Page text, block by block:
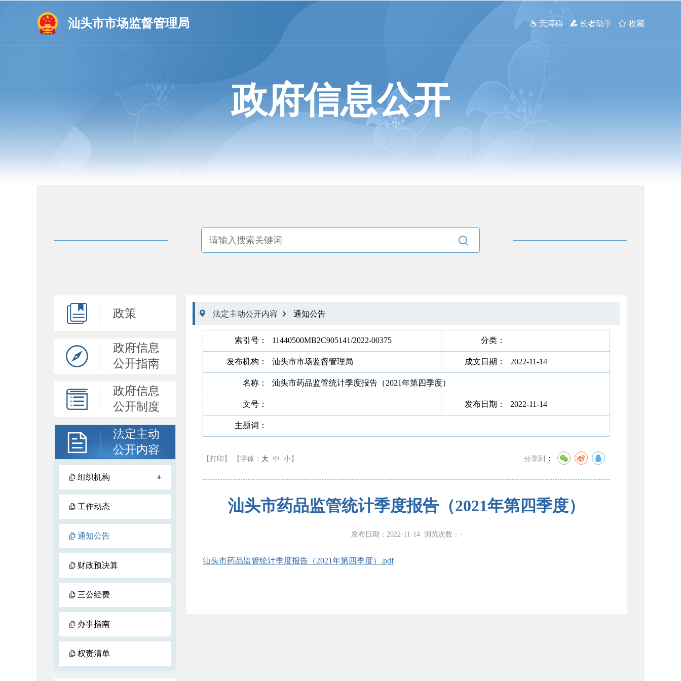
汕头市市场监督管理局  无障碍  长者助手  收藏
政府信息公开

政策
政府信息
公开指南
政府信息
公开制度
法定主动
公开内容
组织机构 +
工作动态
通知公告
财政预决算
三公经费
办事指南
权责清单
 法定主动公开内容  通知公告
索引号： 11440500MB2C905141/2022-00375 分类：
发布机构： 汕头市市场监督管理局 成文日期： 2022-11-14
名称： 汕头市药品监管统计季度报告（2021年第四季度）
文号： 发布日期： 2022-11-14
主题词：
【打印】 【字体： 大 中 小 】 分享到 ：
汕头市药品监管统计季度报告（2021年第四季度）
发布日期：2022-11-14 浏览次数： -
汕头市药品监管统计季度报告（2021年第四季度）.pdf